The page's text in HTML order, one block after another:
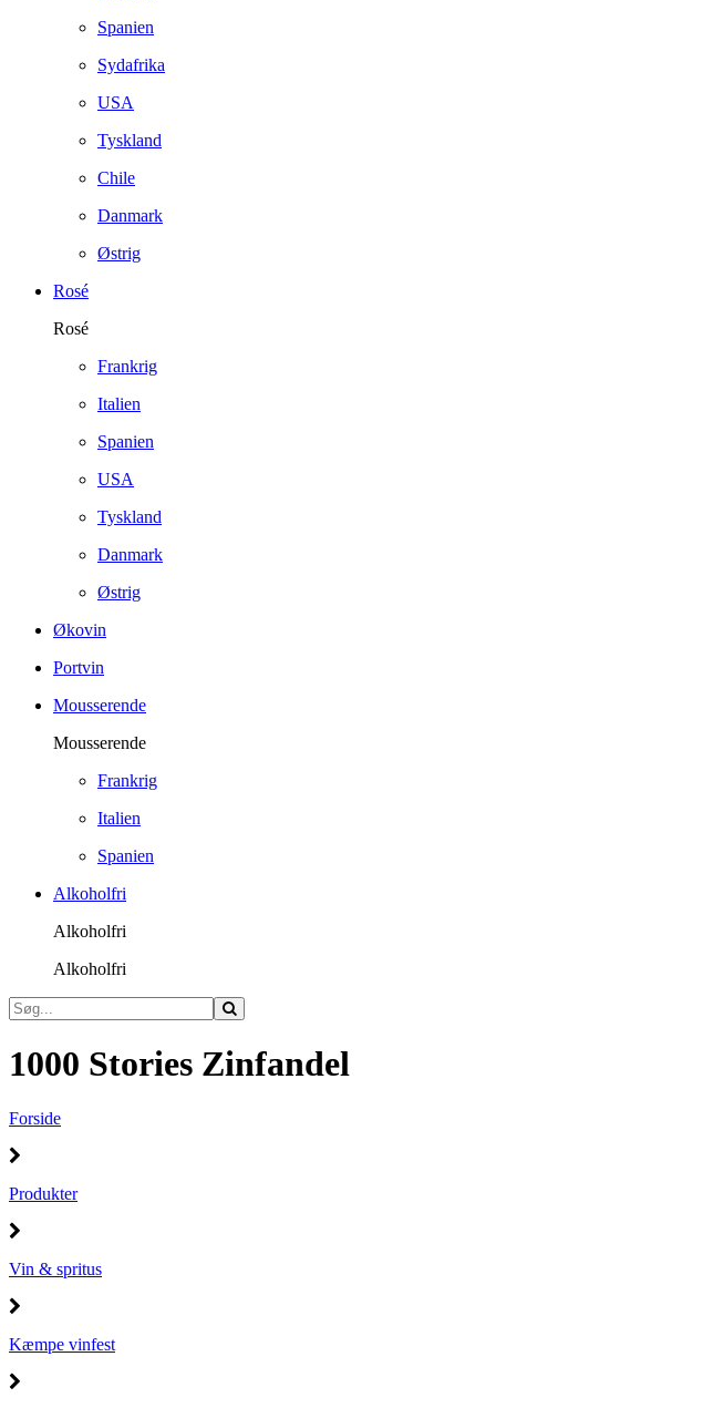
Spanien
Sydafrika
USA
Tyskland
Chile
Danmark
Østrig
Rosé
Rosé
Frankrig
Italien
Spanien
USA
Tyskland
Danmark
Østrig
Økovin
Portvin
Mousserende
Mousserende
Frankrig
Italien
Spanien
Alkoholfri
Alkoholfri
Alkoholfri
1000 Stories Zinfandel
Forside
Produkter
Vin & spritus
Kæmpe vinfest